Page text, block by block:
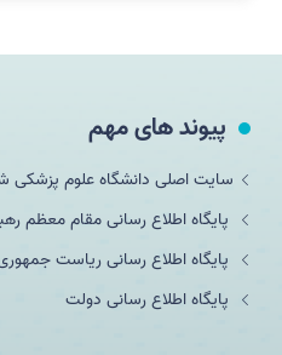
پیوند های مهم
سایت اصلی دانشگاه علوم پزشکی
پایگاه اطلاع رسانی مقام معظم
پایگاه اطلاع رسانی ریاست
پایگاه اطلاع رسانی دولت